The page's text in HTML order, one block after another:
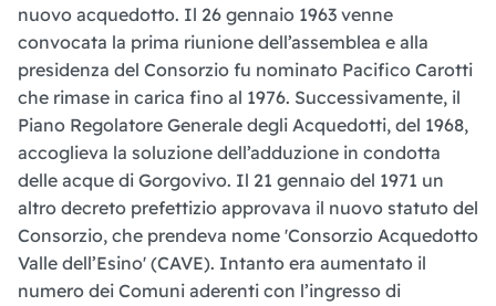
nuovo acquedotto. Il 26 gennaio 1963 venne
convocata la prima riunione dell’assemblea e alla
presidenza del Consorzio fu nominato Pacifico Carotti
che rimase in carica fino al 1976. Successivamente, il
Piano Regolatore Generale degli Acquedotti, del 1968,
accoglieva la soluzione dell’adduzione in condotta
delle acque di Gorgovivo. Il 21 gennaio del 1971 un
altro decreto prefettizio approvava il nuovo statuto del
Consorzio, che prendeva nome 'Consorzio Acquedotto
Valle dell’Esino' (CAVE). Intanto era aumentato il
numero dei Comuni aderenti con l’ingresso di